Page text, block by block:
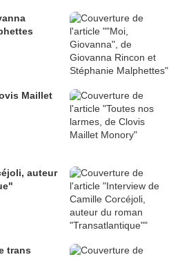
Maillet
auteur
trans